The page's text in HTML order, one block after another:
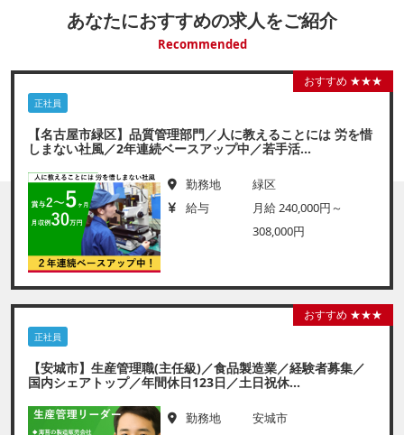
あなたにおすすめの求人をご紹介
Recommended
おすすめ ★★★
正社員
【名古屋市緑区】品質管理部門／人に教えることには 労を惜
しまない社風／2年連続ベースアップ中／若手活...
勤務地
緑区
給与
月給 240,000円～
308,000円
おすすめ ★★★
正社員
【安城市】生産管理職(主任級)／食品製造業／経験者募集／
国内シェアトップ／年間休日123日／土日祝休...
勤務地
安城市